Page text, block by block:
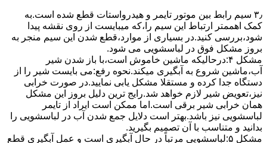
۳٫ ﺳﯿﻢ راﺑﻂ ﺑﯿﻦ ﻣﻮﺗﻮر ﺗﺎﯾﻤﺮ و ﻫﯿﺪرواﺳﺘﺎت ﻗﻄﻊ ﺷﺪه اﺳﺖ.به
کمک اهممتر ارﺗﺒﺎط اﯾﻦ ﺳﯿﻢ را،ﮐﻪ میبایست از روی ﻧﻘﺸﻪ ﭘﯿﺪا
ﺷﻮد،بررسی ﮐﻨﯿﺪ.در ﺑﺴﯿﺎری از موارد،ﻗﻄﻊ ﺷﺪن اﯾﻦ ﺳﯿﻢ ﻣﻨﺠﺮ ﺑﻪ
ﺑﺮوز مشکل ﻓﻮق در لباسشویی می شود.
مشکل ۴:درحالیکه ﻣﺎﺷﯿﻦ ﺧﺎﻣﻮش اﺳﺖ،ﺑﺎ ﺑﺎز ﺷﺪن ﺷﯿﺮ
آب،ﻣﺎﺷﯿﻦ ﺷﺮوع ﺑﻪ آﺑﮕﯿﺮی میکند.نحوه رﻓﻊ:می بایست ﺷﯿﺮ را از
دستگاه جدا کرده و مستقلا مشکل یابی نمایید.در صورت خرابی
نیز،تعویض شیر لازم خواهد شد.رایج ترین دلیل بروز این مشکل
همان خرابی شیر برقی است.اما ممکن است ایراد از تایمر
لباسشویی نیز باشد.بهتر است دلایل جمع شدن آب در لباسشویی را
بدانید و متناسب با آن تصمیم بگیرید.
مشکل ۵:لباسشویی مرتباً در ﺣﺎل آﺑﮕﯿﺮی اﺳﺖ و ﻋﻤﻞ آﺑﮕﯿﺮی ﻗﻄﻊ